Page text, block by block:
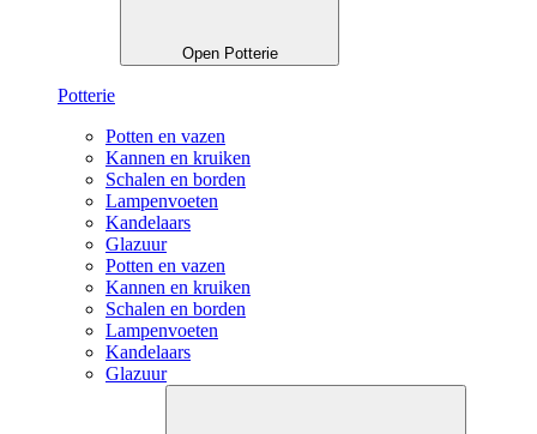
Open Potterie
Potterie
Potten en vazen
Kannen en kruiken
Schalen en borden
Lampenvoeten
Kandelaars
Glazuur
Potten en vazen
Kannen en kruiken
Schalen en borden
Lampenvoeten
Kandelaars
Glazuur